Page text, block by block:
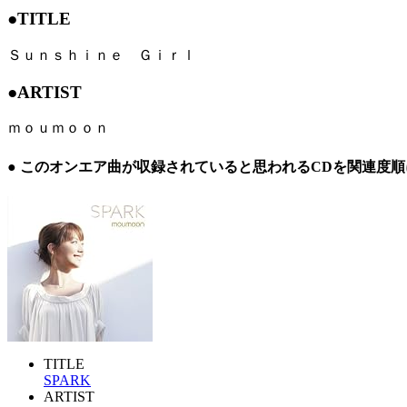
●TITLE
Ｓｕｎｓｈｉｎｅ Ｇｉｒｌ
●ARTIST
ｍｏｕｍｏｏｎ
● このオンエア曲が収録されていると思われるCDを関連度
TITLE
SPARK
ARTIST